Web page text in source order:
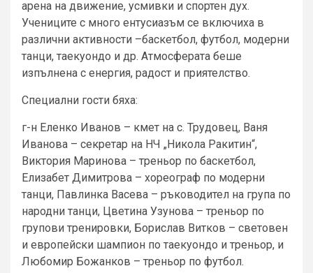
арена на движение, усмивки и спортен дух.
Учениците с много ентусиазъм се включиха в
различни активности –баскетбол, футбол, модерни
танци, таекуондо и др. Атмосферата беше
изпълнена с енергия, радост и приятелство.
Специални гости бяха:
г-н Еленко Иванов – кмет на с. Трудовец, Ваня
Иванова – секретар на НЧ „Никола Ракитин“,
Виктория Маринова – треньор по баскетбол,
Елизабет Димитрова – хореограф по модерни
танци, Павлинка Васева – ръководител на група по
народни танци, Цветина Узунова – треньор по
групови тренировки, Борислав Витков – световен
и европейски шампион по таекуондо и треньор, и
Любомир Божанков – треньор по футбол.